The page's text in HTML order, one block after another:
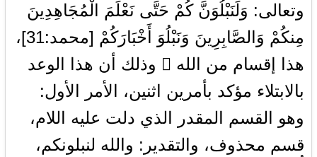
وتعالى: وَلَنَبْلُوَنَّ كُمْ حَتَّى نَعْلَمَ الْمُجَاهِدِينَ
مِنكُمْ وَالصَّابِرِينَ وَنَبْلُوَ أَخْبَارَكُمْ [محمد:31]،
هذا إقسام من الله  وذلك أن هذا الوعد
بالابتلاء مؤكد بأمرين اثنين، الأمر الأول:
وهو القسم المقدر الذي دلت عليه اللام،
قسم محذوف، والتقدير: والله لنبلونكم،